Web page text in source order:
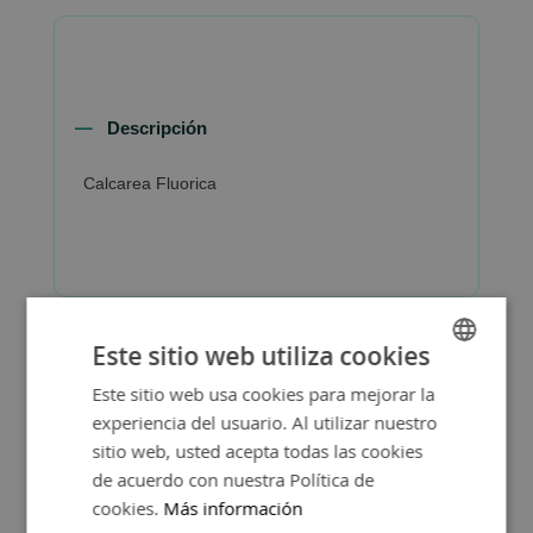
Descripción
Calcarea Fluorica
SPANISH
ENGLISH
Este sitio web utiliza cookies
Este sitio web usa cookies para mejorar la
experiencia del usuario. Al utilizar nuestro
sitio web, usted acepta todas las cookies
de acuerdo con nuestra Política de
cookies. Más información